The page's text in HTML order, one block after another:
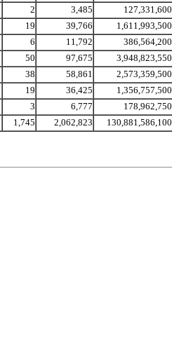
2 3,485 127,331,600
19 39,766 1,611,993,500
6 11,792 386,564,200
50 97,675 3,948,823,550
38 58,861 2,573,359,500
19 36,425 1,356,757,500
3 6,777 178,962,750
1,745 2,062,823 130,881,586,100